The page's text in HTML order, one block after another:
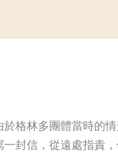
格林多團體當時的
封信，從遠處指責